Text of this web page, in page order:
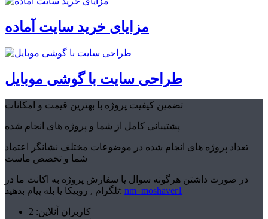
مزایای خرید سایت آماده
طراحی سایت با گوشی موبایل
تضمین کیفیت پروژه با بهترین قیمت و امکانات
پشتیبانی کامل از شما و پروژه های انجام شده
تعداد پروژه های انجام شده در موضوعات مختلف نشانگر اعتماد
شما و تخصص ماست
در صورت داشتن هرگونه سوال یا سفارش پروژه به اکانت ما در
تلگرام , روبیکا یا بله پیام بدهید: nm_moshaver1
کاربران آنلاین: 2